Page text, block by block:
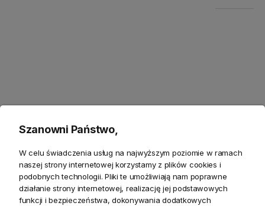
Odkryj Lampa stołowa Wynwood – Esencja
Wyrafinowanego Oświetlenia
Odkryjlampę stołową Wynwood, prawdziwą perłę w
kolekcji oświetlenia stołowego, która z gracją wprowadzi
unikalny charakter do Twojego wnętrza. Ta wyjątkowa lampa
Szanowni Państwo,
W celu świadczenia usług na najwyższym poziomie w ramach
naszej strony internetowej korzystamy z plików cookies i
podobnych technologii. Pliki te umożliwiają nam poprawne
działanie strony internetowej, realizację jej podstawowych
funkcji i bezpieczeństwa, dokonywania dodatkowych